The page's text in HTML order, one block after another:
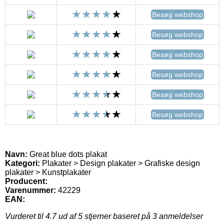
Besøg webshop
Besøg webshop
Besøg webshop
Besøg webshop
Besøg webshop
Besøg webshop
Navn: Great blue dots plakat
Kategori: Plakater > Design plakater > Grafiske design
plakater > Kunstplakater
Producent:
Varenummer: 42229
EAN:
Vurderet til 4.7ud af 5 stjerner baseret på 3 anmeldelser